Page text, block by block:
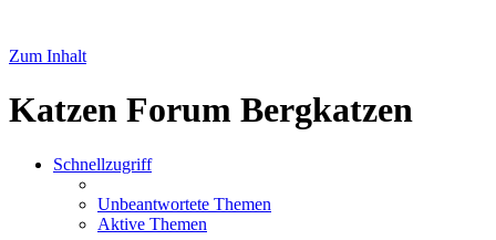
Zum Inhalt
Katzen Forum Bergkatzen
Schnellzugriff
Unbeantwortete Themen
Aktive Themen